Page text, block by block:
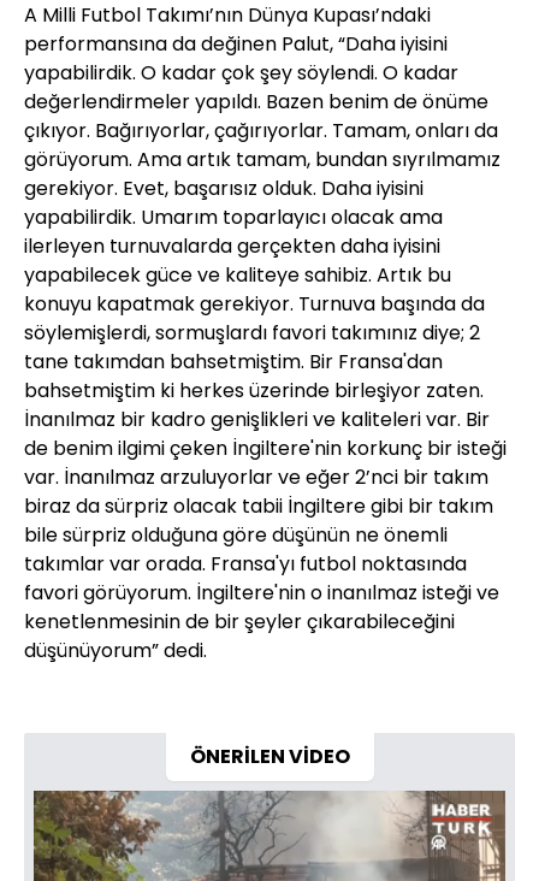
A Milli Futbol Takımı’nın Dünya Kupası’ndaki
performansına da değinen Palut, “Daha iyisini
yapabilirdik. O kadar çok şey söylendi. O kadar
değerlendirmeler yapıldı. Bazen benim de önüme
çıkıyor. Bağırıyorlar, çağırıyorlar. Tamam, onları da
görüyorum. Ama artık tamam, bundan sıyrılmamız
gerekiyor. Evet, başarısız olduk. Daha iyisini
yapabilirdik. Umarım toparlayıcı olacak ama
ilerleyen turnuvalarda gerçekten daha iyisini
yapabilecek güce ve kaliteye sahibiz. Artık bu
konuyu kapatmak gerekiyor. Turnuva başında da
söylemişlerdi, sormuşlardı favori takımınız diye; 2
tane takımdan bahsetmiştim. Bir Fransa'dan
bahsetmiştim ki herkes üzerinde birleşiyor zaten.
İnanılmaz bir kadro genişlikleri ve kaliteleri var. Bir
de benim ilgimi çeken İngiltere'nin korkunç bir isteği
var. İnanılmaz arzuluyorlar ve eğer 2’nci bir takım
biraz da sürpriz olacak tabii İngiltere gibi bir takım
bile sürpriz olduğuna göre düşünün ne önemli
takımlar var orada. Fransa'yı futbol noktasında
favori görüyorum. İngiltere'nin o inanılmaz isteği ve
kenetlenmesinin de bir şeyler çıkarabileceğini
düşünüyorum” dedi.
ÖNERİLEN VİDEO